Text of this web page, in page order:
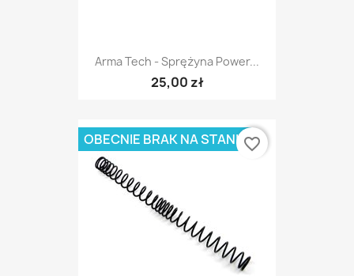
Arma Tech - Sprężyna Power...
25,00 zł
OBECNIE BRAK NA STANIEfavorite_border